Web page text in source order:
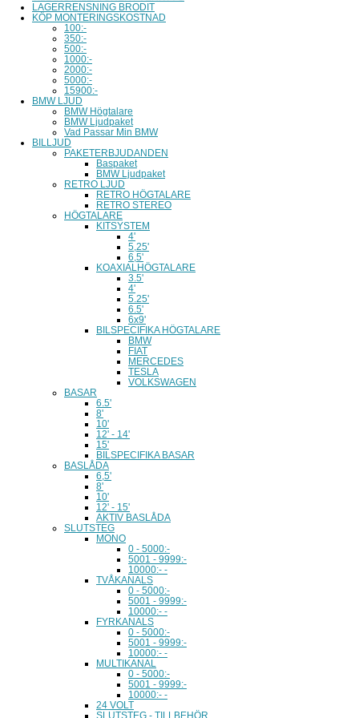
LAGERRENSNING BRODIT
KÖP MONTERINGSKOSTNAD
100:-
350:-
500:-
1000:-
2000:-
5000:-
15900:-
BMW LJUD
BMW Högtalare
BMW Ljudpaket
Vad Passar Min BMW
BILLJUD
PAKETERBJUDANDEN
Baspaket
BMW Ljudpaket
RETRO LJUD
RETRO HÖGTALARE
RETRO STEREO
HÖGTALARE
KITSYSTEM
4'
5,25'
6,5'
KOAXIALHÖGTALARE
3.5'
4'
5.25'
6.5'
6x9'
BILSPECIFIKA HÖGTALARE
BMW
FIAT
MERCEDES
TESLA
VOLKSWAGEN
BASAR
6.5'
8'
10'
12' - 14'
15'
BILSPECIFIKA BASAR
BASLÅDA
6,5'
8'
10'
12' - 15'
AKTIV BASLÅDA
SLUTSTEG
MONO
0 - 5000:-
5001 - 9999:-
10000:- -
TVÅKANALS
0 - 5000:-
5001 - 9999:-
10000:- -
FYRKANALS
0 - 5000:-
5001 - 9999:-
10000:- -
MULTIKANAL
0 - 5000:-
5001 - 9999:-
10000:- -
24 VOLT
SLUTSTEG - TILLBEHÖR